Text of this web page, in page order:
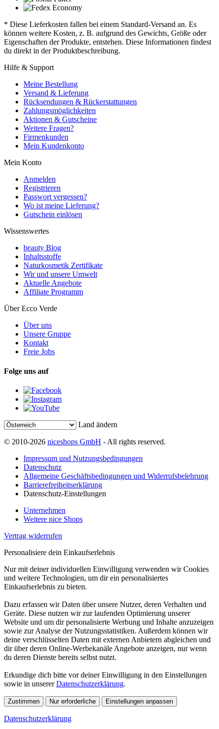
* Diese Lieferkosten fallen bei einem Standard-Versand an. Es
können weitere Kosten, z. B. aufgrund des Gewichts, Größe oder
Eigenschaften der Produkte, entstehen. Diese Informationen findest
du direkt in der Produktbeschreibung.
Hilfe & Support
Meine Bestellung
Versand & Lieferung
Rücksendungen & Rückerstattungen
Zahlungsmöglichkeiten
Aktionen & Gutscheine
Weitere Fragen?
Firmenkunden
Mein Kundenkonto
Mein Konto
Anmelden
Registrieren
Passwort vergessen?
Wo ist meine Lieferung?
Gutschein einlösen
Wissenswertes
beauty Blog
Inhaltsstoffe
Naturkosmetik Zertifikate
Wir und unsere Umwelt
Aktuelle Angebote
Affiliate Programm
Über Ecco Verde
Über uns
Unsere Gruppe
Kontakt
Freie Jobs
Folge uns auf
Land ändern
© 2010-2026 niceshops GmbH - All rights reserved.
Impressum und Nutzungsbedingungen
Datenschutz
Allgemeine Geschäftsbedingungen und Widerrufsbelehrung
Barrierefreiheitserklärung
Datenschutz-Einstellungen
Unternehmen
Weitere nice Shops
Vertrag widerrufen
Personalisiere dein Einkaufserlebnis
Nur mit deiner individuellen Einwilligung verwenden wir Cookies
und weitere Technologien, um dir ein personalisiertes
Einkaufserlebnis zu bieten.
Dazu erfassen wir Daten über unsere Nutzer, deren Verhalten und
Geräte. Diese nutzen wir zur laufenden Optimierung unserer
Website und um dir personalisierte Werbung und Inhalte anzuzeigen
sowie zur Analyse der Nutzungsstatistiken. Außerdem können wir
deine verschlüsselten Daten mit externen Anbietern abgleichen und
dir über deren Online-Werbekanäle Angebote anzeigen, nur wenn
du deren Dienste bereits selbst nutzt.
Erkundige dich bitte vor deiner Einwilligung in den Einstellungen
sowie in unsererDatenschutzerklärung.
Zustimmen Nur erforderliche Einstellungen anpassen
Datenschutzerklärung